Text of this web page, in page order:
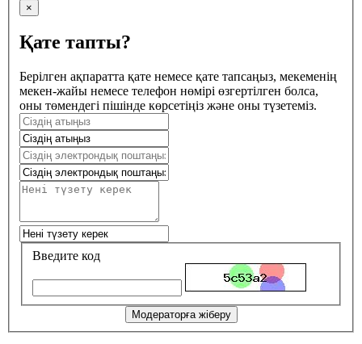
×
Қате тапты?
Берілген ақпаратта қате немесе қате тапсаңыз, мекеменің
мекен-жайы немесе телефон нөмірі өзгертілген болса,
оны төмендегі пішінде көрсетіңіз және оны түзетеміз.
Введите код
Модераторға жіберу